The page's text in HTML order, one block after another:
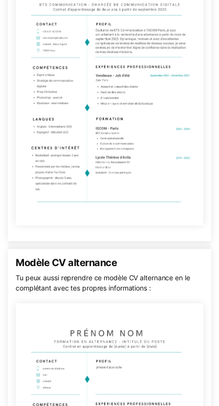
Modèle CV alternance
Tu peux aussi reprendre ce modèle CV alternance en le
complétant avec tes propres informations :